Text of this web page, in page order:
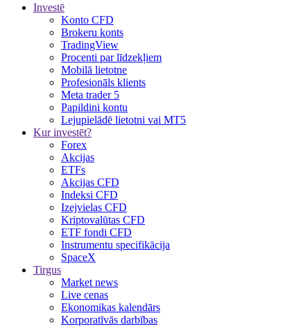
Investē
Konto CFD
Brokeru konts
TradingView
Procenti par līdzekļiem
Mobilā lietotne
Profesionāls klients
Meta trader 5
Papildini kontu
Lejupielādē lietotni vai MT5
Kur investēt?
Forex
Akcijas
ETFs
Akcijas CFD
Indeksi CFD
Izejvielas CFD
Kriptovalūtas CFD
ETF fondi CFD
Instrumentu specifikācija
SpaceX
Tirgus
Market news
Live cenas
Ekonomikas kalendārs
Korporatīvās darbības